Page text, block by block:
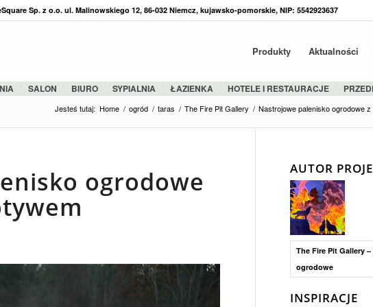
Sp. z o.o. ul. Malinowskiego 12, 86-032 Niemcz, kujawsko-pomorskie, NIP: 5542923637
Produkty Aktualności
SALON BIURO SYPIALNIA ŁAZIENKA HOTELE I RESTAURACJE
Jesteś tutaj: Home / ogród / taras / The Fire Pit Gallery / Nastrojowe palenisko ogrodowe
ogrodowe
AUTOR
The Fire Pit Gallery
ogrodowe
INSPIRACJE